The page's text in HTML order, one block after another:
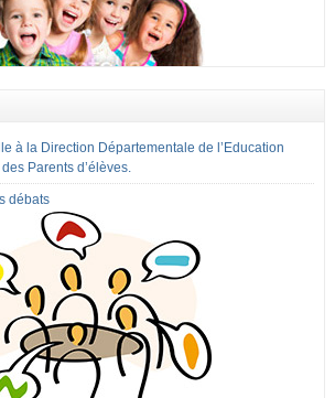
à la Direction Départementale de l’Education
Parents d’élèves.
débats